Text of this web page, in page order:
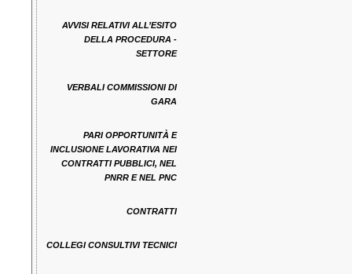
AVVISI RELATIVI ALL’ESITO
DELLA PROCEDURA -
SETTORE
VERBALI COMMISSIONI DI
GARA
PARI OPPORTUNITÀ E
INCLUSIONE LAVORATIVA NEI
CONTRATTI PUBBLICI, NEL
PNRR E NEL PNC
CONTRATTI
COLLEGI CONSULTIVI TECNICI